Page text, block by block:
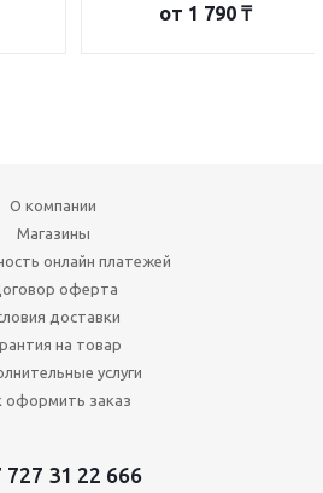
от 1 790 ₸
О компании
Магазины
онлайн платежей
оферта
доставки
на товар
услуги
оформить заказ
727 31 22 666